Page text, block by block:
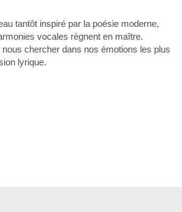
tantôt inspiré par la poésie moderne,
vocales règnent en maître.
chercher dans nos émotions les plus
lyrique.